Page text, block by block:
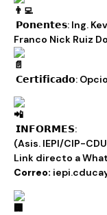
𝗣𝗼𝗻𝗲𝗻𝘁𝗲𝘀: Ing.
Franco Nick Ruiz
𝗖𝗲𝗿𝘁𝗶𝗳𝗶𝗰𝗮𝗱𝗼:
𝗜𝗡𝗙𝗢𝗥𝗠𝗘𝗦:
(Asis. IEPI/CIP-
Link directo a
Correo: